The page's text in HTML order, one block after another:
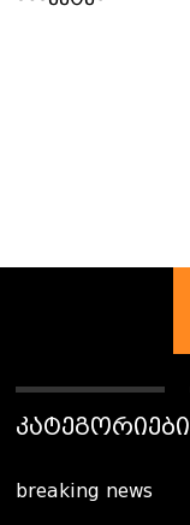
ᲙᲐᲢᲔᲒᲝᲠᲘᲔᲑᲘ
breaking news